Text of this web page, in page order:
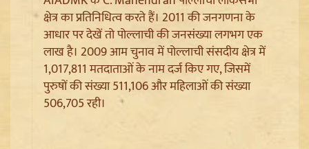
यौन उत्पीड़न मामले में Legal Battle का अंत
क्षेत्र का प्रतिनिधित्व करते हैं। 2011 की जनगणना के
आधार पर देखें तो पोल्लाची की जनसंख्या लगभग एक
लाख है। 2009 आम चुनाव में पोल्लाची संसदीय क्षेत्र में
1,017,811 मतदाताओं के नाम दर्ज किए गए, जिसमें
पुरुषों की संख्या 511,106 और महिलाओं की संख्या
506,705 रही।